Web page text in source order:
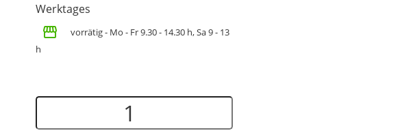
Werktages
vorrätig - Mo - Fr 9.30 - 14.30 h, Sa 9 - 13
h